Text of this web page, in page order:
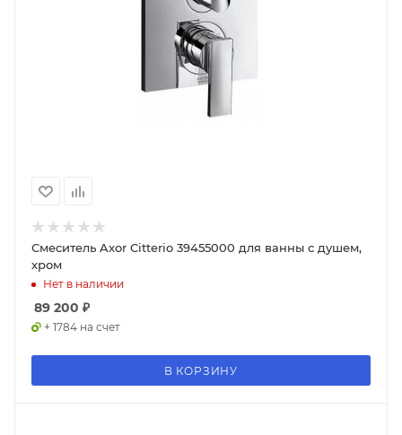
Смеситель Axor Citterio 39455000 для ванны с душем,
хром
Нет в наличии
89 200 ₽
+ 1784 на счет
В КОРЗИНУ